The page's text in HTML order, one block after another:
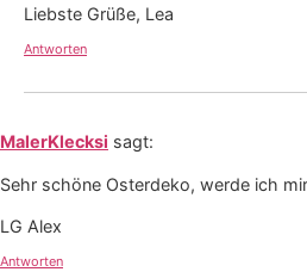
Liebste Grüße, Lea
Antworten
MalerKlecksi sagt:
Sehr schöne Osterdeko, werde ich
LG Alex
Antworten